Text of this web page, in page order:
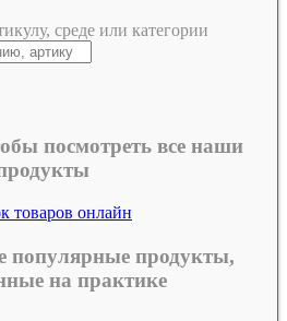
среде или категории
посмотреть все наши
товаров онлайн
популярные продукты,
на практике